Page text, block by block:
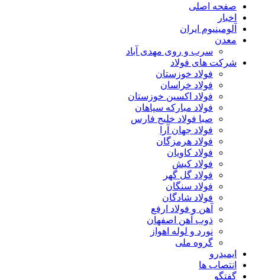
صفحه اصلی
اخبار
آلومینیوم ایران
معدن
سرب و روی مهدی آباد
شرکت های فولاد
فولاد خوزستان
فولاد خراسان
فولاد اکسین خوزستان
فولاد مبارکه سپاهان
صبا فولاد خلیج فارس
فولاد جهان آرا
فولاد هرمزگان
فولاد کاویان
فولاد کیش
فولاد گل گهر
فولاد سنگان
فولاد شادگان
آهن و فولاد ارفع
ذوب آهن اصفهان
نورد و لوله اهواز
گروه ملی
ایمیدرو
انتصاب ها
گفتگو